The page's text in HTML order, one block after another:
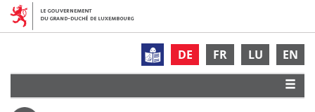
DE FR LU EN